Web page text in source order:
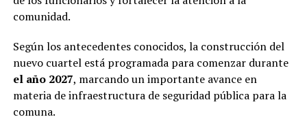
comunidad.
Según los antecedentes conocidos, la construcción del
nuevo cuartel está programada para comenzar durante
el año 2027, marcando un importante avance en
materia de infraestructura de seguridad pública para la
comuna.